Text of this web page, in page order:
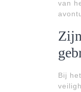
van
Bij